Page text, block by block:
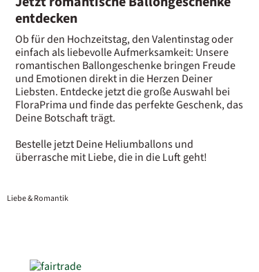
entdecken
Ob für den Hochzeitstag, den Valentinstag oder
einfach als liebevolle Aufmerksamkeit: Unsere
romantischen Ballongeschenke bringen Freude
und Emotionen direkt in die Herzen Deiner
Liebsten. Entdecke jetzt die große Auswahl bei
FloraPrima und finde das perfekte Geschenk, das
Deine Botschaft trägt.
Bestelle jetzt Deine Heliumballons und
überrasche mit Liebe, die in die Luft geht!
Liebe & Romantik